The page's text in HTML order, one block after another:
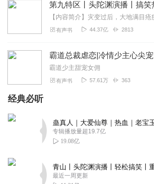
有声书 44.37亿 2813
霸道总裁虐恋|冷情少主心尖宠
霸道少主甜宠女佣
有声书 57.61万 363
经典必听
专辑播放量超19.7亿
19.08亿
最近一周更新